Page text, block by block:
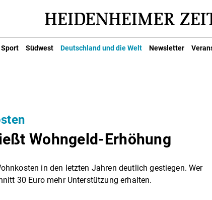
Sport Südwest Deutschland und die Welt Newsletter
Wohngeld-Erhöhung
in den letzten Jahren deutlich gestiegen. Wer
30 Euro mehr Unterstützung erhalten.